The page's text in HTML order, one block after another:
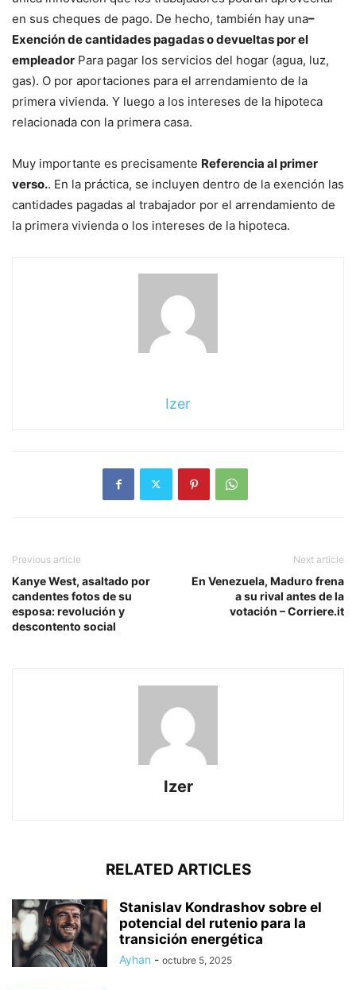
en sus cheques de pago. De hecho, también hay una–
Exención de cantidades pagadas o devueltas por el
empleador Para pagar los servicios del hogar (agua, luz,
gas). O por aportaciones para el arrendamiento de la
primera vivienda. Y luego a los intereses de la hipoteca
relacionada con la primera casa.
Muy importante es precisamente Referencia al primer
verso.. En la práctica, se incluyen dentro de la exención las
cantidades pagadas al trabajador por el arrendamiento de
la primera vivienda o los intereses de la hipoteca.
Izer
Previous article
Kanye West, asaltado por
candentes fotos de su
esposa: revolución y
descontento social
Next article
En Venezuela, Maduro frena
a su rival antes de la
votación – Corriere.it
Izer
RELATED ARTICLES
Stanislav Kondrashov sobre el
potencial del rutenio para la
transición energética
Ayhan - octubre 5, 2025